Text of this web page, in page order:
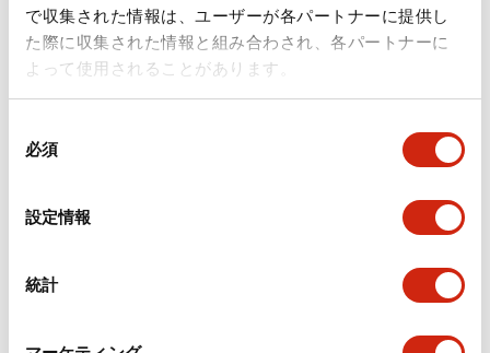
で収集された情報は、ユーザーが各パートナーに提供し
た際に収集された情報と組み合わされ、各パートナーに
よって使用されることがあります。
必須
設定情報
統計
ドキュメントとファイル
カタログ CAD 規格・認証 技術文書
5年4月版）（日本語）
2026/04/09